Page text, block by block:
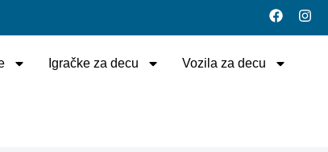
Igračke za decu Vozila za decu